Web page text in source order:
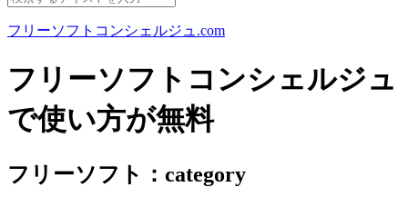
フリーソフトコンシェルジュ.com
フリーソフトコンシェルジュ
で使い方が無料
フリーソフト：category